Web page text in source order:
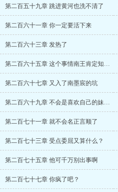
第二百五十九章 跳进黄河也洗不清了
第二百六十一章 你一定要活下来
第二百六十三章 发热了
第二百六十五章 这个事情南王肯定知情，
第二百六十七章 又入了南墨宸的坑
第二百六十九章 不会是喜欢自己的妹妹吧？
第二百七十一章 就不会名正言顺了
第二百七十三章 受点委屈又算什么？
第二百七十五章 他可千万别出事啊
第二百七十七章 你疯了吧？